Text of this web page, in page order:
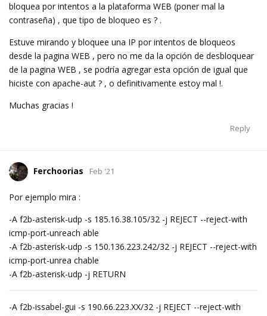
bloquea por intentos a la plataforma WEB (poner mal la
contraseña) , que tipo de bloqueo es ? .
Estuve mirando y bloquee una IP por intentos de bloqueos
desde la pagina WEB , pero no me da la opción de desbloquear
de la pagina WEB , se podría agregar esta opción de igual que
hiciste con apache-aut ? , o definitivamente estoy mal !.
Muchas gracias !
Reply
Ferchoorias Feb '21
Por ejemplo mira :
-A f2b-asterisk-udp -s 185.16.38.105/32 -j REJECT --reject-with
icmp-port-unreach able
-A f2b-asterisk-udp -s 150.136.223.242/32 -j REJECT --reject-with
icmp-port-unrea chable
-A f2b-asterisk-udp -j RETURN
-A f2b-issabel-gui -s 190.66.223.XX/32 -j REJECT --reject-with